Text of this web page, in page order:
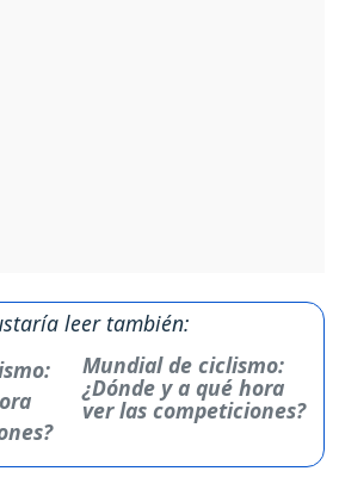
leer también:
Mundial de ciclismo:
¿Dónde y a qué hora
ver las competiciones?